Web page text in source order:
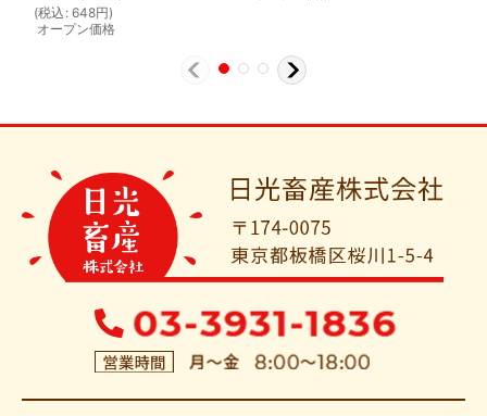
(税込 : 648円)
オープン価格